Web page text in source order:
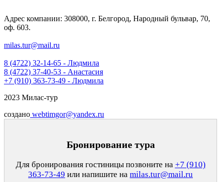
Адрес компании: 308000, г. Белгород, Народный бульвар, 70,
оф. 603.
milas.tur@mail.ru
8 (4722) 32-14-65 - Людмила
8 (4722) 37-40-53 - Анастасия
+7 (910) 363-73-49 - Людмила
2023 Милас-тур
создано webtimgor@yandex.ru
Бронирование тура
Для бронирования гостиницы позвоните на +7 (910)
363-73-49 или напишите на milas.tur@mail.ru